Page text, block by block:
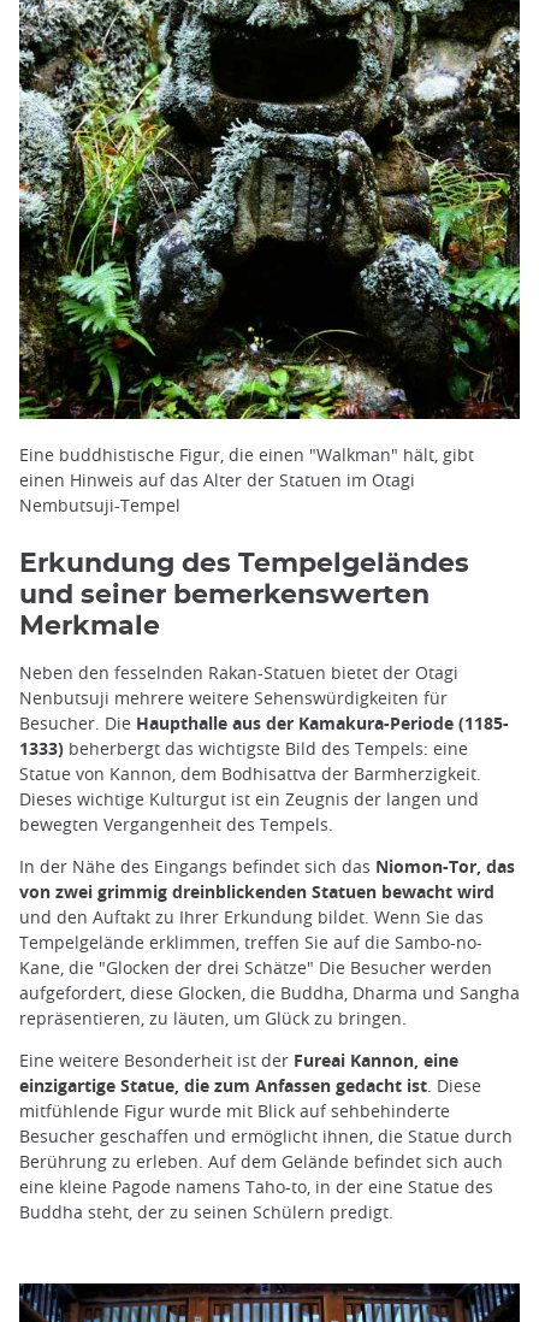
Eine buddhistische Figur, die einen "Walkman" hält, gibt
einen Hinweis auf das Alter der Statuen im Otagi
Nembutsuji-Tempel
Erkundung des Tempelgeländes
und seiner bemerkenswerten
Merkmale
Neben den fesselnden Rakan-Statuen bietet der Otagi
Nenbutsuji mehrere weitere Sehenswürdigkeiten für
Besucher. Die Haupthalle aus der Kamakura-Periode (1185-
1333) beherbergt das wichtigste Bild des Tempels: eine
Statue von Kannon, dem Bodhisattva der Barmherzigkeit.
Dieses wichtige Kulturgut ist ein Zeugnis der langen und
bewegten Vergangenheit des Tempels.
In der Nähe des Eingangs befindet sich das Niomon-Tor, das
von zwei grimmig dreinblickenden Statuen bewacht wird
und den Auftakt zu Ihrer Erkundung bildet. Wenn Sie das
Tempelgelände erklimmen, treffen Sie auf die Sambo-no-
Kane, die "Glocken der drei Schätze" Die Besucher werden
aufgefordert, diese Glocken, die Buddha, Dharma und Sangha
repräsentieren, zu läuten, um Glück zu bringen.
Eine weitere Besonderheit ist der Fureai Kannon, eine
einzigartige Statue, die zum Anfassen gedacht ist. Diese
mitfühlende Figur wurde mit Blick auf sehbehinderte
Besucher geschaffen und ermöglicht ihnen, die Statue durch
Berührung zu erleben. Auf dem Gelände befindet sich auch
eine kleine Pagode namens Taho-to, in der eine Statue des
Buddha steht, der zu seinen Schülern predigt.